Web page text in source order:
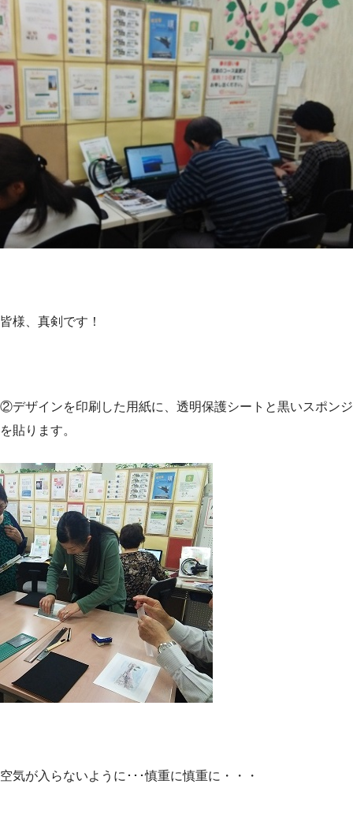
皆様、真剣です！
②デザインを印刷した用紙に、透明保護シートと黒いスポンジ
を貼ります。
空気が入らないように･･･慎重に慎重に・・・